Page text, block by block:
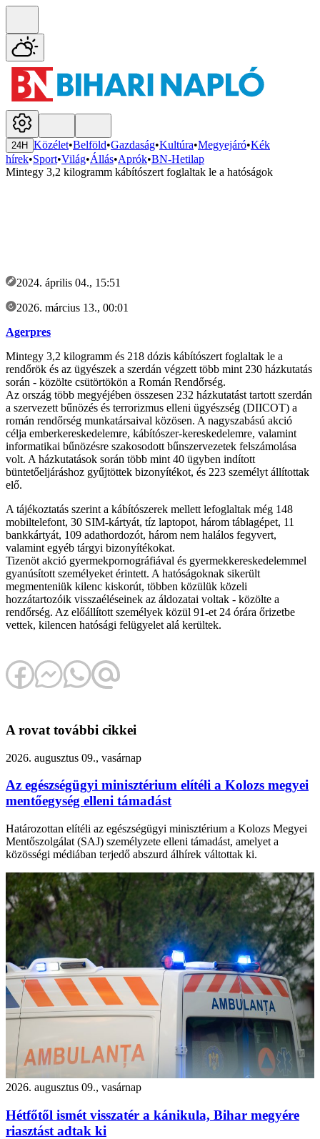
24H Közélet•Belföld•Gazdaság•Kultúra•Megyejáró•Kék
hírek•Sport•Világ•Állás•Aprók•BN-Hetilap
Mintegy 3,2 kilogramm kábítószert foglaltak le a hatóságok
2024. április 04., 15:51
2026. március 13., 00:01
Agerpres
Mintegy 3,2 kilogramm és 218 dózis kábítószert foglaltak le a
rendőrök és az ügyészek a szerdán végzett több mint 230 házkutatás
során - közölte csütörtökön a Román Rendőrség.
Az ország több megyéjében összesen 232 házkutatást tartott szerdán
a szervezett bűnözés és terrorizmus elleni ügyészség (DIICOT) a
román rendőrség munkatársaival közösen. A nagyszabású akció
célja emberkereskedelemre, kábítószer-kereskedelemre, valamint
informatikai bűnözésre szakosodott bűnszervezetek felszámolása
volt. A házkutatások során több mint 40 ügyben indított
büntetőeljáráshoz gyűjtöttek bizonyítékot, és 223 személyt állítottak
elő.
A tájékoztatás szerint a kábítószerek mellett lefoglaltak még 148
mobiltelefont, 30 SIM-kártyát, tíz laptopot, három táblagépet, 11
bankkártyát, 109 adathordozót, három nem halálos fegyvert,
valamint egyéb tárgyi bizonyítékokat.
Tizenöt akció gyermekpornográfiával és gyermekkereskedelemmel
gyanúsított személyeket érintett. A hatóságoknak sikerült
megmenteniük kilenc kiskorút, többen közülük közeli
hozzátartozóik visszaéléseinek az áldozatai voltak - közölte a
rendőrség. Az előállított személyek közül 91-et 24 órára őrizetbe
vettek, kilencen hatósági felügyelet alá kerültek.
A rovat további cikkei
2026. augusztus 09., vasárnap
Az egészségügyi minisztérium elítéli a Kolozs megyei
mentőegység elleni támadást
Határozottan elítéli az egészségügyi minisztérium a Kolozs Megyei
Mentőszolgálat (SAJ) személyzete elleni támadást, amelyet a
közösségi médiában terjedő abszurd álhírek váltottak ki.
2026. augusztus 09., vasárnap
Hétfőtől ismét visszatér a kánikula, Bihar megyére
riasztást adtak ki